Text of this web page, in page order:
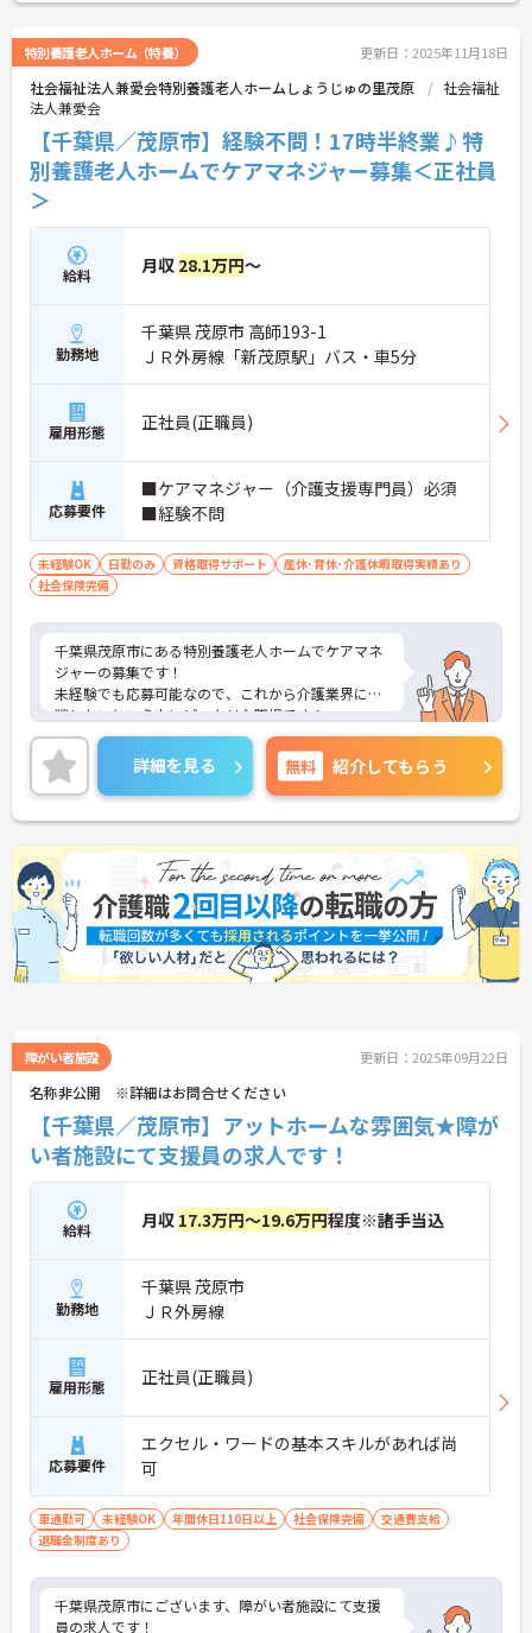
特別養護老人ホーム（特養） 更新日：2025年11月18日
社会福祉法人兼愛会特別養護老人ホームしょうじゅの里茂原
社会福祉
法人兼愛会
【千葉県／茂原市】経験不問！17時半終業♪特
別養護老人ホームでケアマネジャー募集＜正社員
＞
給料 月収 28.1万円～
勤務地
千葉県 茂原市 高師193-1
ＪＲ外房線「新茂原駅」バス・車5分
雇用形態 正社員(正職員)
応募要件
■ケアマネジャー（介護支援専門員）必須
■経験不問
未経験OK 日勤のみ 資格取得サポート
産休･育休･介護休暇取得実績あり
社会保険完備
千葉県茂原市にある特別養護老人ホームでケアマネ
ジャーの募集です！
未経験でも応募可能なので、これから介護業界に挑
戦したいという方にピッタリな職場です！
また、日勤のみで17時半終業のため、プライベート
の時間をしっかり確保でき、仕事との両立がしやす
いです◎
ご興味ある方は面接ポイントをお伝えしますので、
お気軽にご連絡ください。
詳細を見る 無料 紹介してもらう
障がい者施設 更新日：2025年09月22日
名称非公開 ※詳細はお問合せください
【千葉県／茂原市】アットホームな雰囲気★障が
い者施設にて支援員の求人です！
給料 月収 17.3万円～19.6万円程度※諸手当込
勤務地
千葉県 茂原市
ＪＲ外房線
雇用形態 正社員(正職員)
応募要件
エクセル・ワードの基本スキルがあれば尚
可
車通勤可 未経験OK 年間休日110日以上 社会保険完備
交通費支給
退職金制度あり
千葉県茂原市にございます、障がい者施設にて支援
員の求人です！